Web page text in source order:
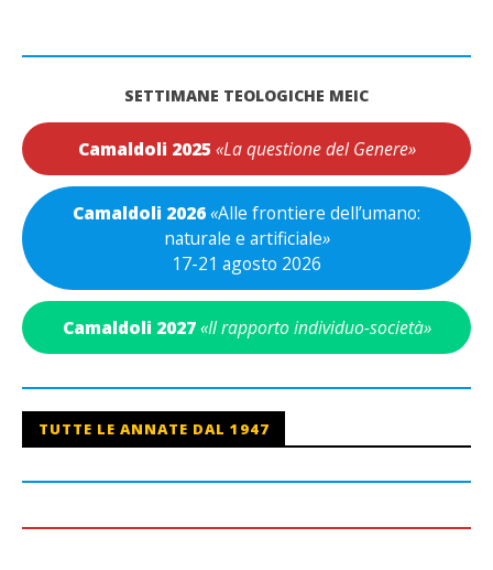
SETTIMANE TEOLOGICHE MEIC
Camaldoli 2025 «La questione del Genere»
Camaldoli 2026«Alle frontiere dell’umano:
naturale e artificiale»
17-21 agosto 2026
Camaldoli 2027 «Il rapporto individuo-società»
TUTTE LE ANNATE DAL 1947